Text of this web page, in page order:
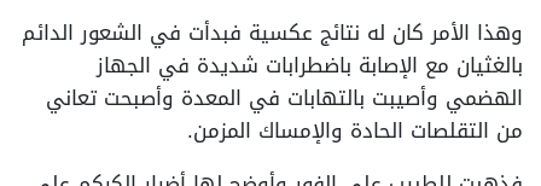
وهذا الأمر كان له نتائج عكسية فبدأت في الشعور الدائم
بالغثيان مع الإصابة باضطرابات شديدة في الجهاز
الهضمي وأصيبت بالتهابات في المعدة وأصبحت تعاني
من التقلصات الحادة والإمساك المزمن.